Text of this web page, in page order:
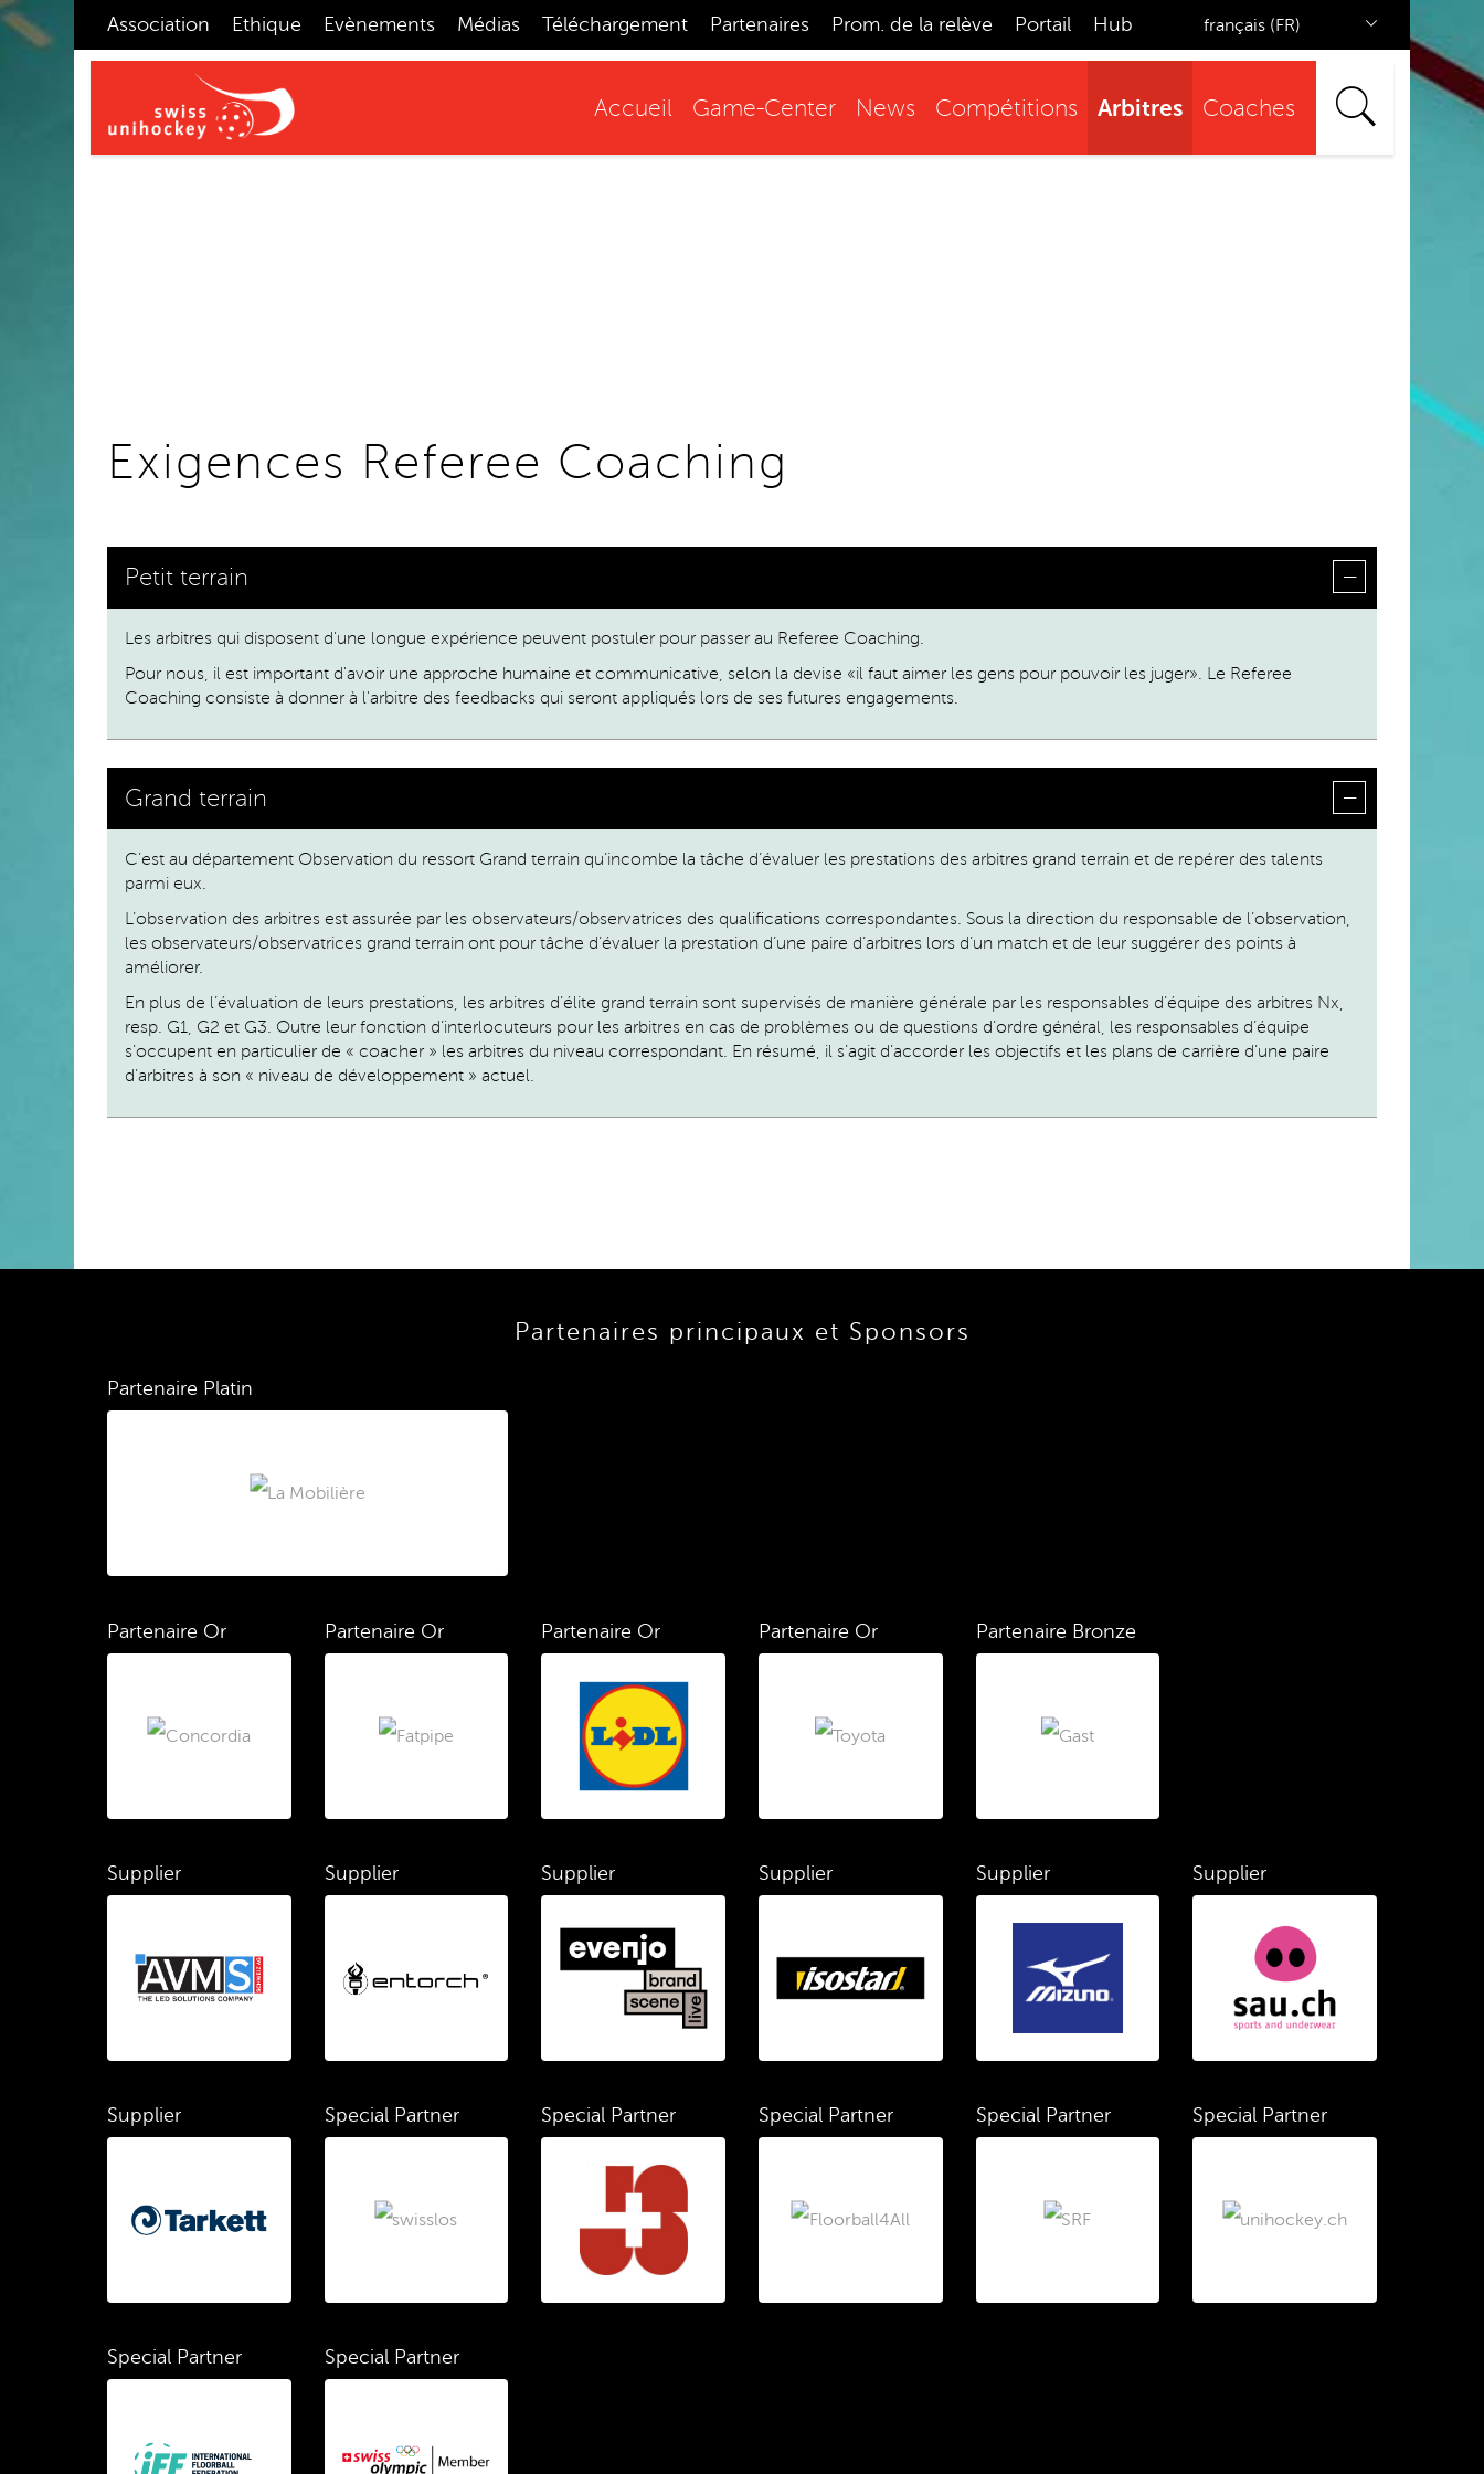
Association Ethique Evènements Médias Téléchargement Partenaires Prom. de la relève Portail Hub français (FR)
Accueil Game-Center News Compétitions Arbitres Coaches
Exigences Referee Coaching
Petit terrain
Les arbitres qui disposent d'une longue expérience peuvent postuler pour passer au Referee Coaching.
Pour nous, il est important d'avoir une approche humaine et communicative, selon la devise «il faut aimer les gens pour pouvoir les juger». Le Referee
Coaching consiste à donner à l'arbitre des feedbacks qui seront appliqués lors de ses futures engagements.
Grand terrain
C’est au département Observation du ressort Grand terrain qu’incombe la tâche d’évaluer les prestations des arbitres grand terrain et de repérer des talents
parmi eux.
L’observation des arbitres est assurée par les observateurs/observatrices des qualifications correspondantes. Sous la direction du responsable de l’observation,
les observateurs/observatrices grand terrain ont pour tâche d’évaluer la prestation d’une paire d’arbitres lors d’un match et de leur suggérer des points à
améliorer.
En plus de l’évaluation de leurs prestations, les arbitres d’élite grand terrain sont supervisés de manière générale par les responsables d’équipe des arbitres Nx,
resp. G1, G2 et G3. Outre leur fonction d’interlocuteurs pour les arbitres en cas de problèmes ou de questions d’ordre général, les responsables d’équipe
s’occupent en particulier de « coacher » les arbitres du niveau correspondant. En résumé, il s’agit d’accorder les objectifs et les plans de carrière d’une paire
d’arbitres à son « niveau de développement » actuel.
Partenaires principaux et Sponsors
Partenaire Platin
Partenaire Or Partenaire Or Partenaire Or Partenaire Or Partenaire Bronze
Supplier Supplier Supplier Supplier Supplier Supplier
Supplier Special Partner Special Partner Special Partner Special Partner Special Partner
Special Partner Special Partner